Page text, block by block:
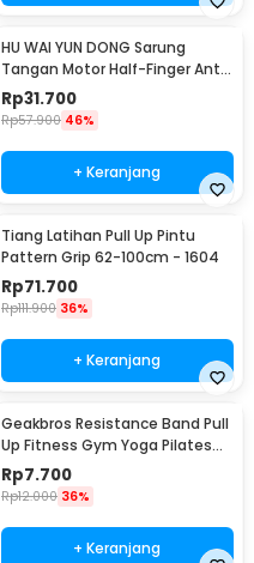
HU WAI YUN DONG Sarung
Tangan Motor Half-Finger Anti
Slip Riding Glove L - HWYD
Rp31.700
Rp57.900 46%
+ Keranjang
Tiang Latihan Pull Up Pintu
Pattern Grip 62-100cm - 1604
Rp71.700
Rp111.900 36%
+ Keranjang
Geakbros Resistance Band Pull
Up Fitness Gym Yoga Pilates
Karet TPR - GK-YG34
Rp7.700
Rp12.000 36%
+ Keranjang